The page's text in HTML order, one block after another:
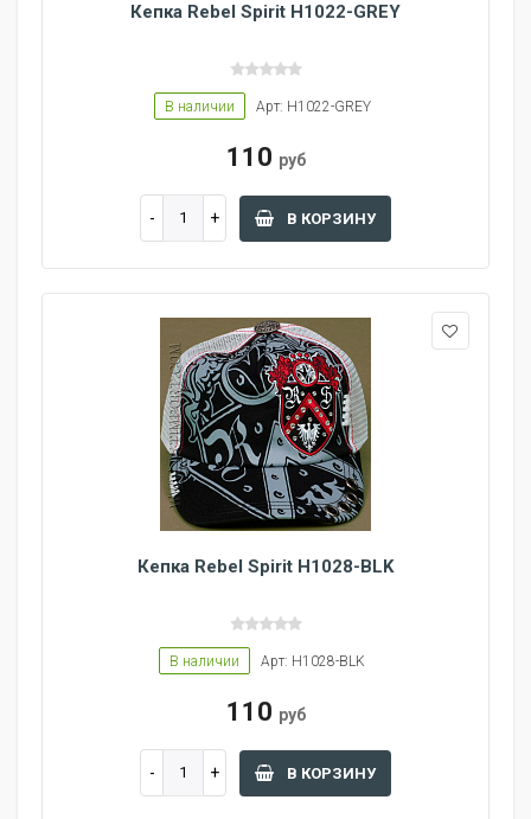
Кепка Rebel Spirit H1022-GREY
В наличии Арт: H1022-GREY
110 руб
В КОРЗИНУ
Кепка Rebel Spirit H1028-BLK
В наличии Арт: H1028-BLK
110 руб
В КОРЗИНУ